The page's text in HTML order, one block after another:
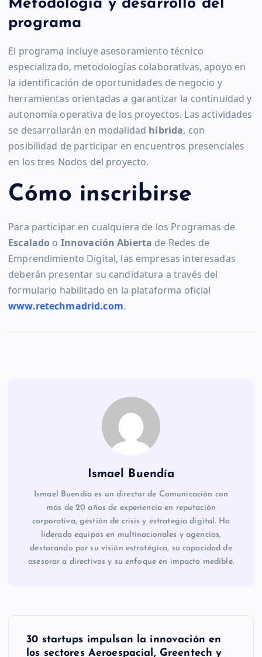
Metodología y desarrollo del
programa
El programa incluye asesoramiento técnico
especializado, metodologías colaborativas, apoyo en
la identificación de oportunidades de negocio y
herramientas orientadas a garantizar la continuidad y
autonomía operativa de los proyectos. Las actividades
se desarrollarán en modalidad híbrida, con
posibilidad de participar en encuentros presenciales
en los tres Nodos del proyecto.
Cómo inscribirse
Para participar en cualquiera de los Programas de
Escalado o Innovación Abierta de Redes de
Emprendimiento Digital, las empresas interesadas
deberán presentar su candidatura a través del
formulario habilitado en la plataforma oficial
www.retechmadrid.com.
Ismael Buendía
Ismael Buendía es un director de Comunicación con
más de 20 años de experiencia en reputación
corporativa, gestión de crisis y estrategia digital. Ha
liderado equipos en multinacionales y agencias,
destacando por su visión estratégica, su capacidad de
asesorar a directivos y su enfoque en impacto medible.
N30 startups impulsan la innovación en
los sectores Aeroespacial, Greentech y